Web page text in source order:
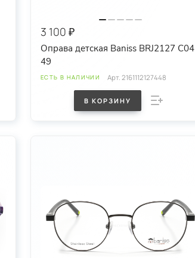
3 100 ₽
Оправа детская Baniss BRJ2127 C04
49
ЕСТЬ В НАЛИЧИИ Арт.2161112127448
В КОРЗИНУ